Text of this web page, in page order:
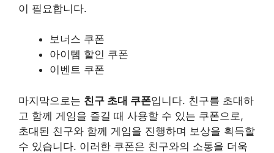
이 필요합니다.
보너스 쿠폰
아이템 할인 쿠폰
이벤트 쿠폰
마지막으로는 친구 초대 쿠폰입니다. 친구를 초대하
고 함께 게임을 즐길 때 사용할 수 있는 쿠폰으로,
초대된 친구와 함께 게임을 진행하며 보상을 획득할
수 있습니다. 이러한 쿠폰은 친구와의 소통을 더욱